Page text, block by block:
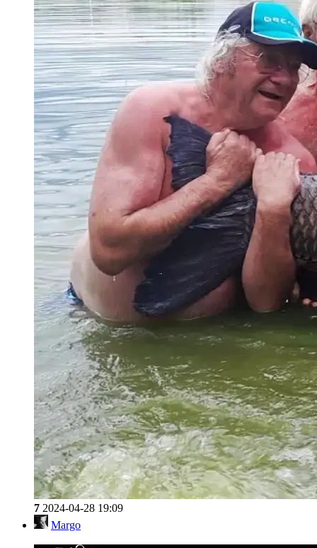
7 2024-04-28 19:09
Margo